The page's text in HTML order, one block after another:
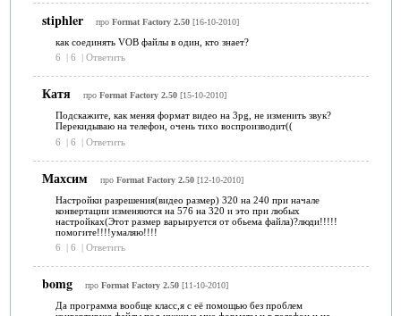
stiphler про Format Factory 2.50[16-10-2010]
как соединять VOB файлы в один, кто знает?
6
| 6 | Ответить
Катя про Format Factory 2.50[15-10-2010]
Подскажите, как меняя формат видео на 3pg, не изменить звук?
Перекидываю на телефон, очень тихо воспроизводит((
6
| 6 | Ответить
Махсим про Format Factory 2.50[12-10-2010]
Настройки разрешения(видео размер) 320 на 240 при начале
конвертации изменяются на 576 на 320 и это при любых
настройках(Этот размер варьируется от обьема файла)?люди!!!!!
помогите!!!!умаляю!!!!
6
| 6 | Ответить
bomg про Format Factory 2.50[11-10-2010]
Да программа вообще класс,я с её помощью без проблем